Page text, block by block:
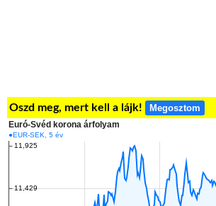
Oszd meg, mert kell a lájk! Megosztom